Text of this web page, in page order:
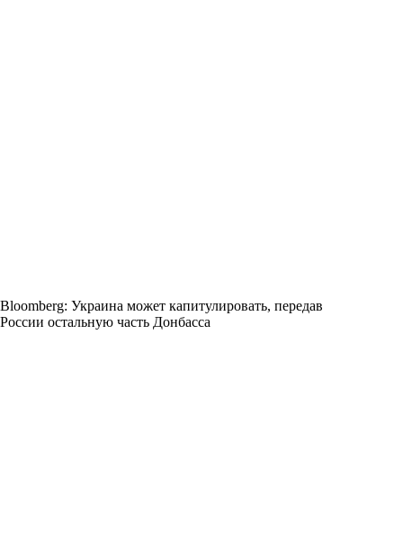
Bloomberg: Украина может капитулировать, передав
России остальную часть Донбасса